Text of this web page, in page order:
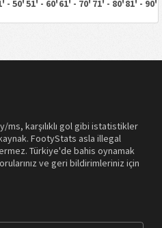
- 50'51' - 60'61' - 70' 71' - 80'81' - 90'
karşılıklı gol gibi istatistikler
FootyStats asla illegal
Türkiye'de bahis oynamak
ve geri bildirimleriniz için